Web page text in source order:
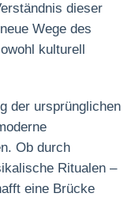
dieser
Wege des
kulturell
der ursprünglichen
Ob durch
Ritualen –
eine Brücke